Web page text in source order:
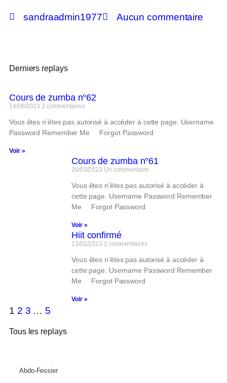
sandraadmin1977 Aucun commentaire
Derniers replays
Cours de zumba n°62
14/06/2023 2 commentaires
Vous êtes n’êtes pas autorisé à accéder à cette page. Username
Password Remember Me Forgot Password
Voir »
Cours de zumba n°61
28/03/2023 Un commentaire
Vous êtes n’êtes pas autorisé à accéder à
cette page. Username Password Remember
Me Forgot Password
Voir »
Hiit confirmé
13/02/2023 2 commentaires
Vous êtes n’êtes pas autorisé à accéder à
cette page. Username Password Remember
Me Forgot Password
Voir »
1 2 3 … 5
Tous les replays
Abdo-Fessier